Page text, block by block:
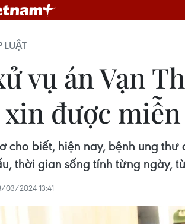
LUẬT
vụ án Vạn
được
cho biết, hiện nay, bệnh ung
thời gian sống tính từng ngày,
03/2024 13:41